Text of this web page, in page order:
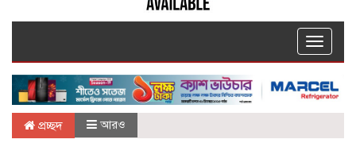
Toggle
প্রচ্ছদ আরও